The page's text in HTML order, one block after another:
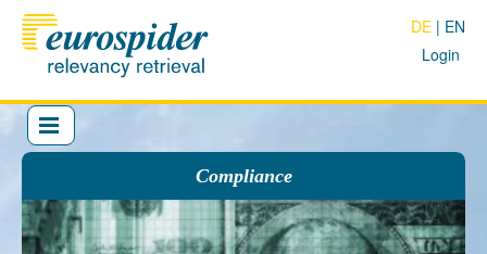
Login
DE EN
Compliance